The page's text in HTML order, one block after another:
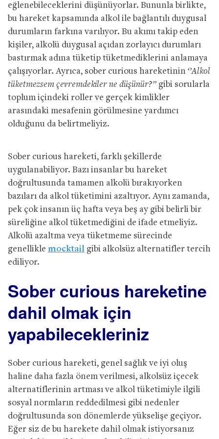
eğlenebileceklerini düşünüyorlar. Bununla birlikte,
bu hareket kapsamında alkol ile bağlantılı duygusal
durumların farkına varılıyor. Bu akımı takip eden
kişiler, alkolü duygusal açıdan zorlayıcı durumları
bastırmak adına tüketip tüketmediklerini anlamaya
çalışıyorlar. Ayrıca, sober curious hareketinin ‘’Alkol
tüketmezsem çevremdekiler ne düşünür?’’ gibi sorularla
toplum içindeki roller ve gerçek kimlikler
arasındaki mesafenin görülmesine yardımcı
olduğunu da belirtmeliyiz.
Sober curious hareketi, farklı şekillerde
uygulanabiliyor. Bazı insanlar bu hareket
doğrultusunda tamamen alkolü bırakıyorken
bazıları da alkol tüketimini azaltıyor. Aynı zamanda,
pek çok insanın üç hafta veya beş ay gibi belirli bir
süreliğine alkol tüketmediğini de ifade etmeliyiz.
Alkolü azaltma veya tüketmeme sürecinde
genellikle mocktail gibi alkolsüz alternatifler tercih
ediliyor.
Sober curious hareketine
dahil olmak için
yapabilecekleriniz
Sober curious hareketi, genel sağlık ve iyi oluş
haline daha fazla önem verilmesi, alkolsüz içecek
alternatiflerinin artması ve alkol tüketimiyle ilgili
sosyal normların reddedilmesi gibi nedenler
doğrultusunda son dönemlerde yükselişe geçiyor.
Eğer siz de bu harekete dahil olmak istiyorsanız